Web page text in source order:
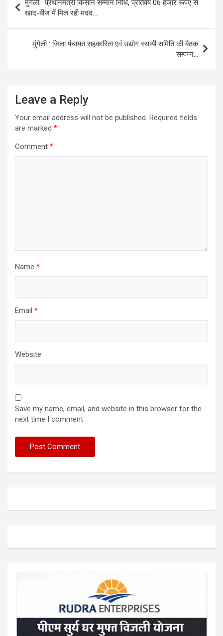
navigation
मुंगेली : प्रधानमंत्री किसान सम्मान निधि, प्रतिवर्ष 06 हजार रूपए से
खाद-बीज में मिल रही मदद…
मुंगेली : जिला पंचायत सहकारिता एवं उद्योग स्थायी समिति की बैठक
सम्पन्न…
Leave a Reply
Your email address will not be published. Required fields
are marked *
Comment *
Name *
Email *
Website
Save my name, email, and website in this browser for the
next time I comment.